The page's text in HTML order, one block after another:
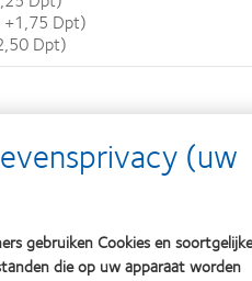
Dpt)
Dpt)
UV-absorberende brillen, zoals UV-
brillen blijven gebruiken zoals (uw
gebruiken Cookies en soortgelijke
die op uw apparaat worden